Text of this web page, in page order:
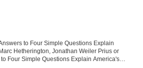
to Four Simple Questions Explain
Hetherington, Jonathan Weiler Prius or
Four Simple Questions Explain America's